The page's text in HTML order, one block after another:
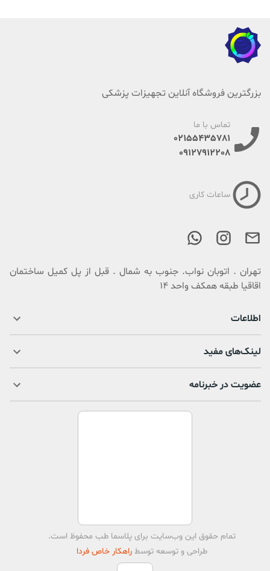
بزرگترین فروشگاه آنلاین تجهیزات پزشکی
تماس با ما
02155435781
09127912208
ساعات کاری
تهران . اتوبان نواب. جنوب به شمال . قبل از پل کمیل ساختمان
اقاقیا طبقه همکف واحد 14
اطلاعات
لینک‌های مفید
عضویت در خبرنامه
تمام حقوق اين وب‌سايت برایپلاسما طب محفوظ است.
طراحی و توسعه توسط راهکار خاص فردا